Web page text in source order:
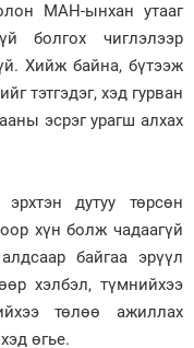
МАН-ынхан утааг
болгох чиглэлээр
Хийж байна, бүтээж
тэтгэдэг, хэд гурван
эсрэг урагш алхах
дутуу төрсөн
хүн болж чадаагүй
байгаа эрүүл
хэлбэл, түмнийхээ
төлөө ажиллах
өгье.